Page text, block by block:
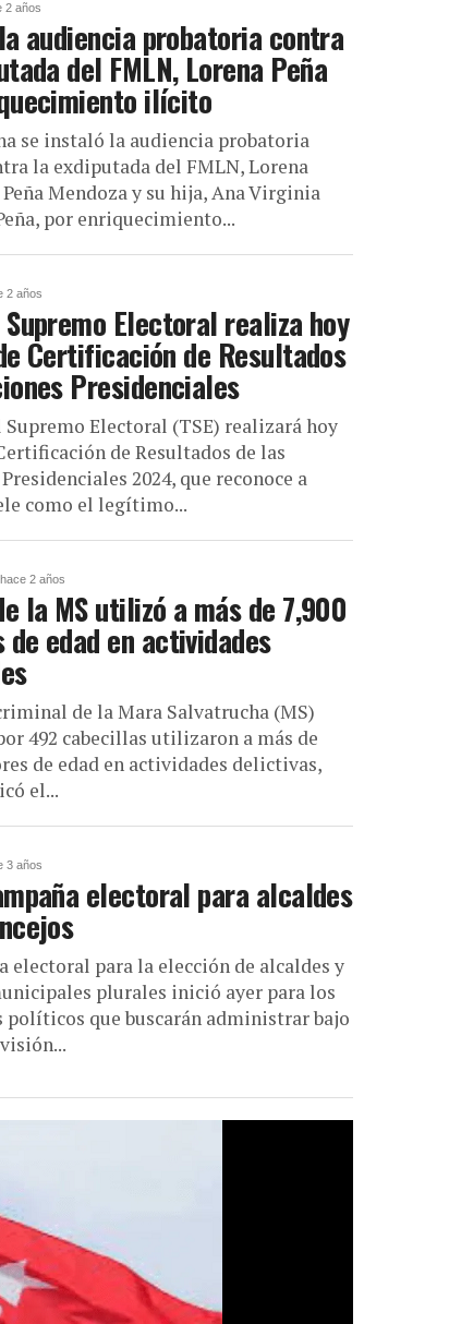
2 años
audiencia probatoria contra
del FMLN, Lorena Peña
ilícito
se instaló la audiencia probatoria
la exdiputada del FMLN, Lorena
Mendoza y su hija, Ana Virginia
por enriquecimiento...
2 años
Electoral realiza hoy
Certificación de Resultados
Presidenciales
Electoral (TSE) realizará hoy
de Resultados de las
2024, que reconoce a
como el legítimo...
hace 2 años
la MS utilizó a más de 7,900
de edad en actividades
de la Mara Salvatrucha (MS)
492 cabecillas utilizaron a más de
de edad en actividades delictivas,
el...
3 años
electoral para alcaldes
electoral para la elección de alcaldes y
plurales inició ayer para los
políticos que buscarán administrar bajo